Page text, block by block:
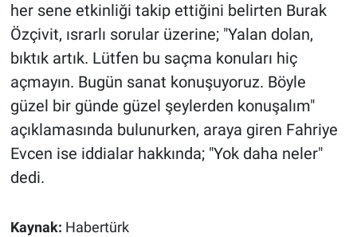
her sene etkinliği takip ettiğini belirten Burak
Özçivit, ısrarlı sorular üzerine; "Yalan dolan,
bıktık artık. Lütfen bu saçma konuları hiç
açmayın. Bugün sanat konuşuyoruz. Böyle
güzel bir günde güzel şeylerden konuşalım"
açıklamasında bulunurken, araya giren Fahriye
Evcen ise iddialar hakkında; "Yok daha neler"
dedi.
Kaynak: Habertürk
Yerel Yaşam
Canlı Yayın